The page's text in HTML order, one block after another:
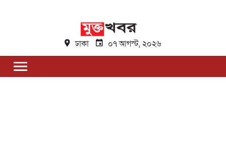
ঢাকা ০৭ আগস্ট, ২০২৬